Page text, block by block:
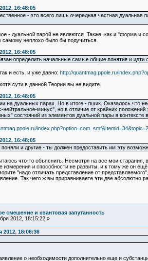
16:48:05
- это всего лишь очередная частная
- дуальной парой не являются. Также, как и "форма и
неплохо было бы подучиться.
16:48:05
определить начальные самые общие понятия и идти
и есть, и уже давно: http://quantmag.ppole.ru/
сути в данной Теории вы не видите.
16:48:05
на дуальных парах. Но в итоге - пшик. Оказалось
минус", но в отличие от крайних
состояний из элементов дуальной пары в
16:48:05
и другие - ты должен предоставить им эту
что-то объяснить. Несмотря на все мои
и способности не развиты, и к тому же он
"надо отличать представление от
Так чего ж вы приравниваете эти две абсолютно
смешение и квантовая запутанность
2012, 18:15:22 »
2012, 18:06:36
о необходимости дополнительно еще и